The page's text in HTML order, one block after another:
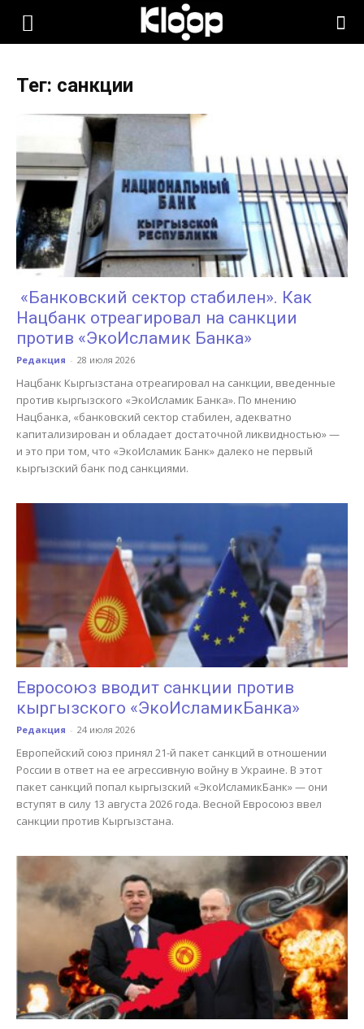
KLOOP.KG
Новости
Кыргызстана
Тег: санкции
«Банковский сектор стабилен». Как
Нацбанк отреагировал на санкции
против «ЭкоИсламик Банка»
Редакция - 28 июля 2026
Нацбанк Кыргызстана отреагировал на санкции, введенные
против кыргызского «ЭкоИсламик Банка». По мнению
Нацбанка, «банковский сектор стабилен, адекватно
капитализирован и обладает достаточной ликвидностью» —
и это при том, что «ЭкоИсламик Банк» далеко не первый
кыргызский банк под санкциями.
Евросоюз вводит санкции против
кыргызского «ЭкоИсламикБанка»
Редакция - 24 июля 2026
Европейский союз принял 21-й пакет санкций в отношении
России в ответ на ее агрессивную войну в Украине. В этот
пакет санкций попал кыргызский «ЭкоИсламикБанк» — они
вступят в силу 13 августа 2026 года. Весной Евросоюз ввел
санкции против Кыргызстана.